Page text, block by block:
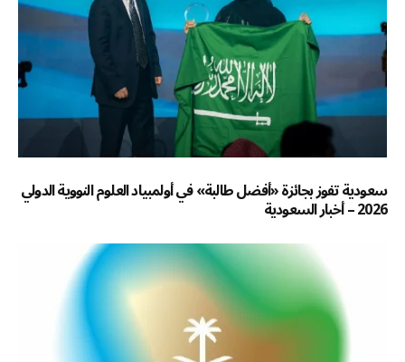
سعودية تفوز بجائزة «أفضل طالبة» في أولمبياد العلوم النووية الدولي
2026 – أخبار السعودية